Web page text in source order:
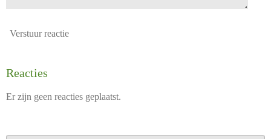
Verstuur reactie
Reacties
Er zijn geen reacties geplaatst.